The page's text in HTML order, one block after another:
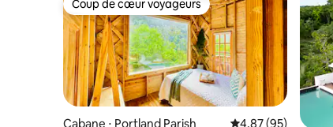
Coup de cœur voyageurs
Coup de cœur voyageurs
Cabane ⋅ Portland Parish Évaluation
4,87 (95)